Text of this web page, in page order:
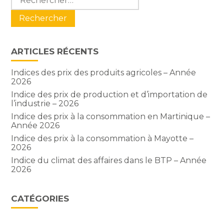
sidebar
ARTICLES RÉCENTS
Indices des prix des produits agricoles – Année
2026
Indice des prix de production et d’importation de
l’industrie – 2026
Indice des prix à la consommation en Martinique –
Année 2026
Indice des prix à la consommation à Mayotte –
2026
Indice du climat des affaires dans le BTP – Année
2026
CATÉGORIES